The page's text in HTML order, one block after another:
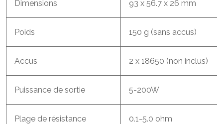
Dimensions 93 x 56.7 x 26 mm
Poids 150 g (sans accus)
Accus 2 x 18650 (non inclus)
Puissance de sortie 5-200W
Plage de résistance 0.1-5.0 ohm